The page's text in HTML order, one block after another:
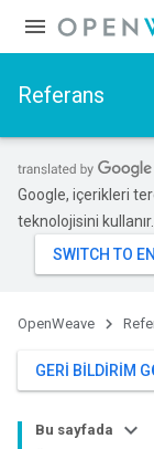
Referans
Google, içerikleri
teknolojisini
OpenWeave
GERI BILDIRIM
Bu sayfada